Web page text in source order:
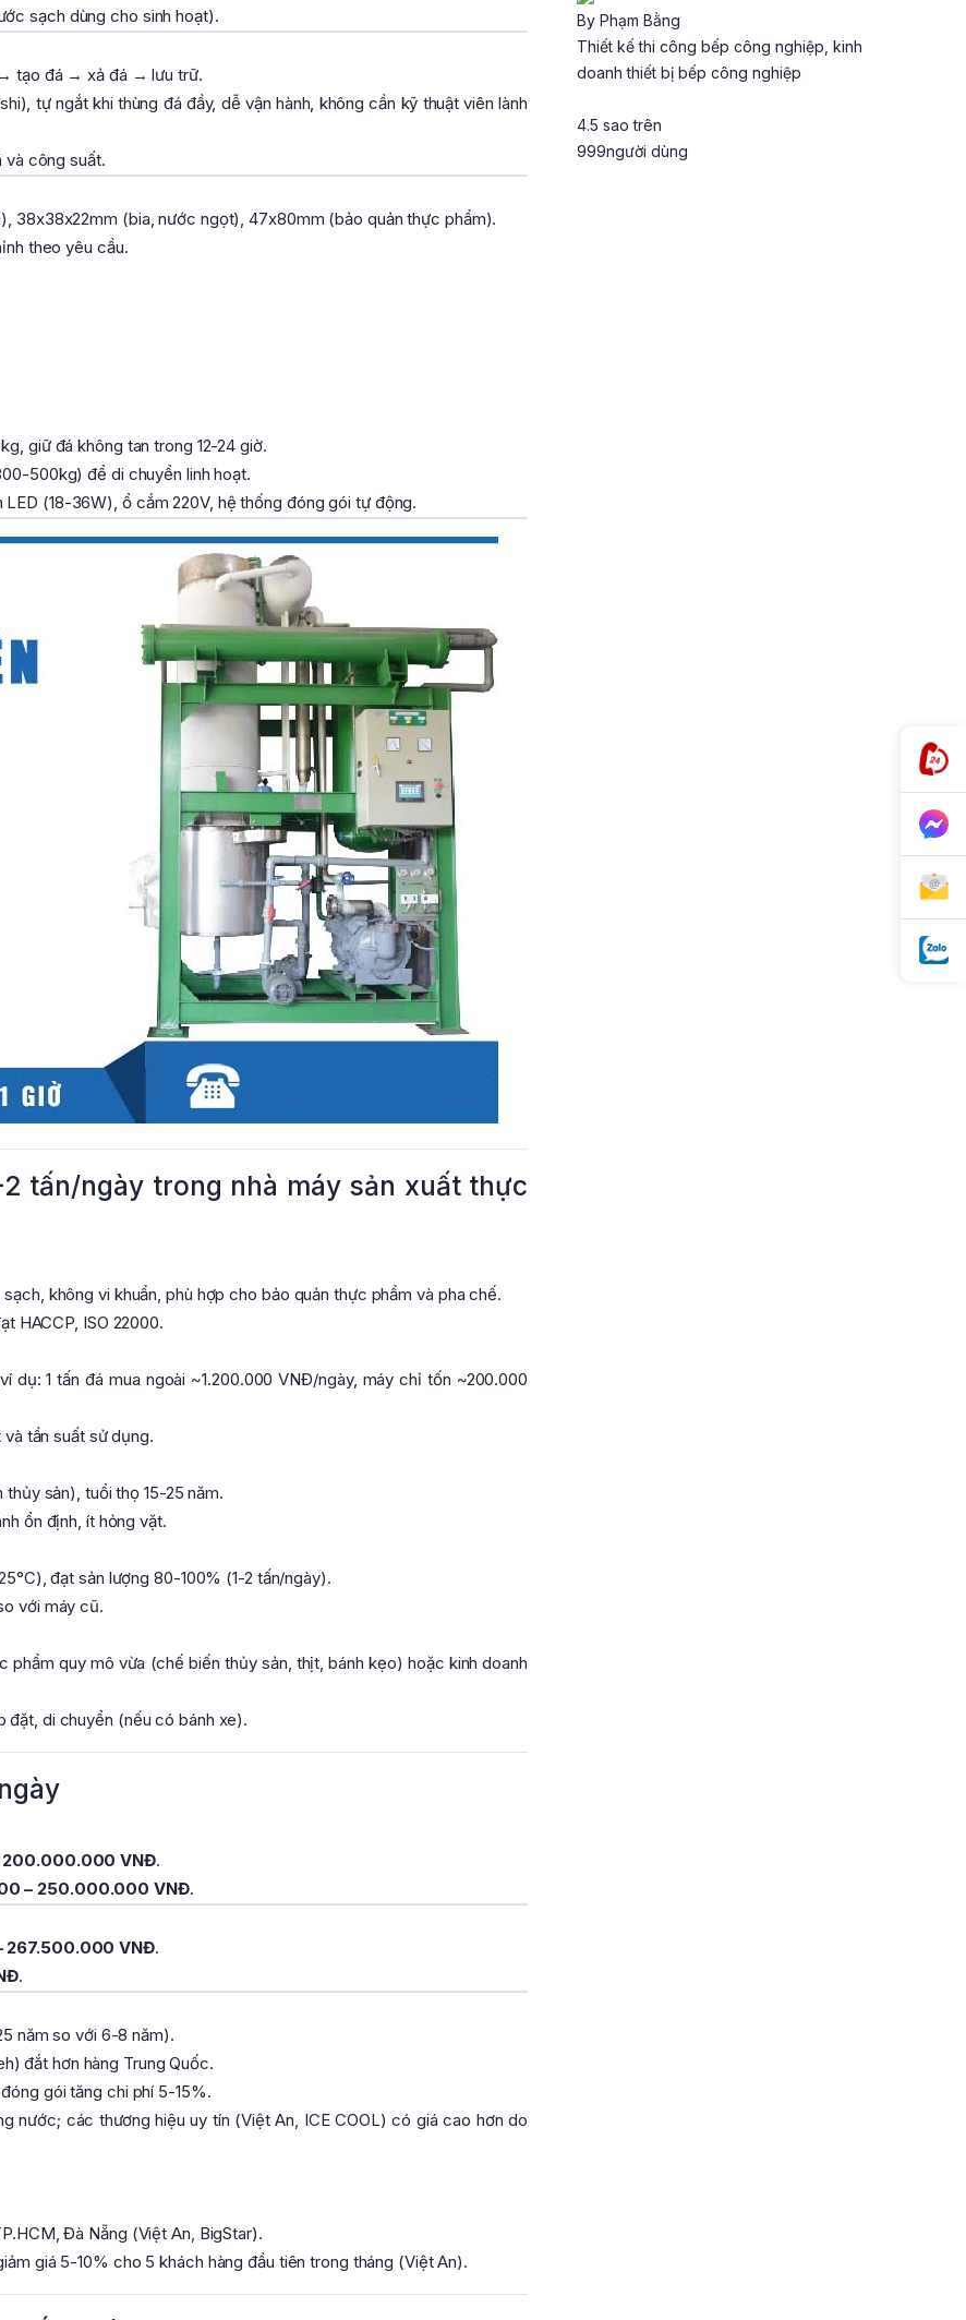
sạch dùng cho sinh hoạt).
tạo đá → xả đá → lưu trữ.
tự ngắt khi thùng đá đầy, dễ vận hành, không cần kỹ thuật viên lành
và công suất.
38x38x22mm (bia, nước ngọt), 47x80mm (bảo quản thực phẩm).
theo yêu cầu.
giữ đá không tan trong 12-24 giờ.
500kg) để di chuyển linh hoạt.
(18-36W), ổ cắm 220V, hệ thống đóng gói tự động.
tấn/ngày trong nhà máy sản xuất thực
không vi khuẩn, phù hợp cho bảo quản thực phẩm và pha chế.
HACCP, ISO 22000.
1 tấn đá mua ngoài ~1.200.000 VNĐ/ngày, máy chỉ tốn ~200.000
tần suất sử dụng.
sản), tuổi thọ 15-25 năm.
ổn định, ít hỏng vặt.
đạt sản lượng 80-100% (1-2 tấn/ngày).
với máy cũ.
phẩm quy mô vừa (chế biến thủy sản, thịt, bánh kẹo) hoặc kinh doanh
đặt, di chuyển (nếu có bánh xe).
VNĐ.
– 250.000.000 VNĐ.
VNĐ.
.
năm so với 6-8 năm).
đắt hơn hàng Trung Quốc.
gói tăng chi phí 5-15%.
nước; các thương hiệu uy tín (Việt An, ICE COOL) có giá cao hơn do
Đà Nẵng (Việt An, BigStar).
giá 5-10% cho 5 khách hàng đầu tiên trong tháng (Việt An).
By Phạm Bằng
Thiết kế thi công bếp công nghiệp, kinh
doanh thiết bị bếp công nghiệp
4.5 sao trên
999người dùng